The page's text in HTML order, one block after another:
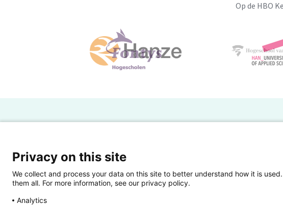
Op de HBO
Powered by SURF
Eigen onderzoek
Privacy on this site
We collect and process your data on this site to better understand how it is
them all. For more information, see our privacy policy.
Analytics